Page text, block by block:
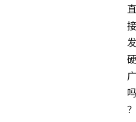
直
接
发
硬
广
吗
？